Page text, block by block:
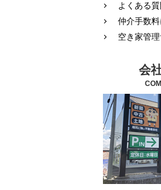
よくある質
仲介手数
空き家管
会